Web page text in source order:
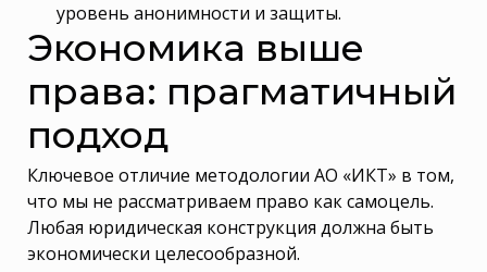
уровень анонимности и защиты.
Экономика выше
права: прагматичный
подход
Ключевое отличие методологии АО «ИКТ» в том,
что мы не рассматриваем право как самоцель.
Любая юридическая конструкция должна быть
экономически целесообразной.